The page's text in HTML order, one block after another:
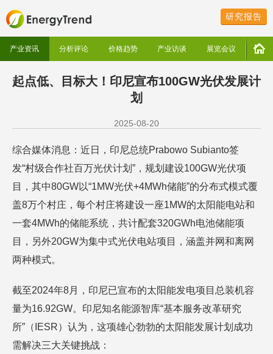
研究报告
产业资讯 分析评论 价格趋势 产业访谈 展览会议
起点低、目标大！印尼宣布100GW光伏发展计
划
2025-08-20
综合媒体消息：近日，印尼总统Prabowo Subianto签
发“村级合作社百万光伏计划”，规划建设100GW光伏项
目，其中80GW以“1MW光伏+4MWh储能”的分布式模式覆
盖8万个村庄，每个村庄将建设一座1MW的太阳能电站和
一套4MWh的储能系统，共计配套320GWh电池储能项
目，另外20GW为集中式光伏电站项目，涵盖并网和离网
两种模式。
截至2024年8月，印尼已宣布的太阳能发电项目总装机容
量为16.92GW。印尼知名能源智库“基本服务改革研究
所”（IESR）认为，这项雄心勃勃的太阳能发展计划成功
需解决三大关键挑战：